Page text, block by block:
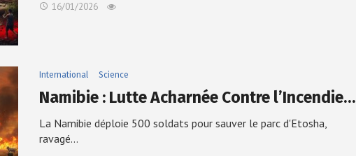
16/01/2026
International Science
Namibie : Lutte Acharnée Contre l’Incendie…
La Namibie déploie 500 soldats pour sauver le parc d'Etosha,
ravagé…